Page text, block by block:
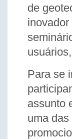
de
Para se
assunto
uma